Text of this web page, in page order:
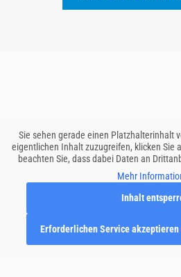
Sie sehen gerade einen Platzhalterinhalt
eigentlichen Inhalt zuzugreifen, klicken Sie
beachten Sie, dass dabei Daten an
Mehr
Inhalt
Erforderlichen Service